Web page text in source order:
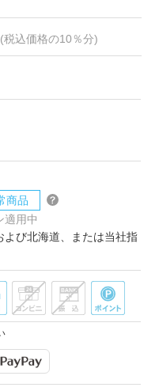
(税込価格の10％分)
商品
適用中
び北海道、または当社指